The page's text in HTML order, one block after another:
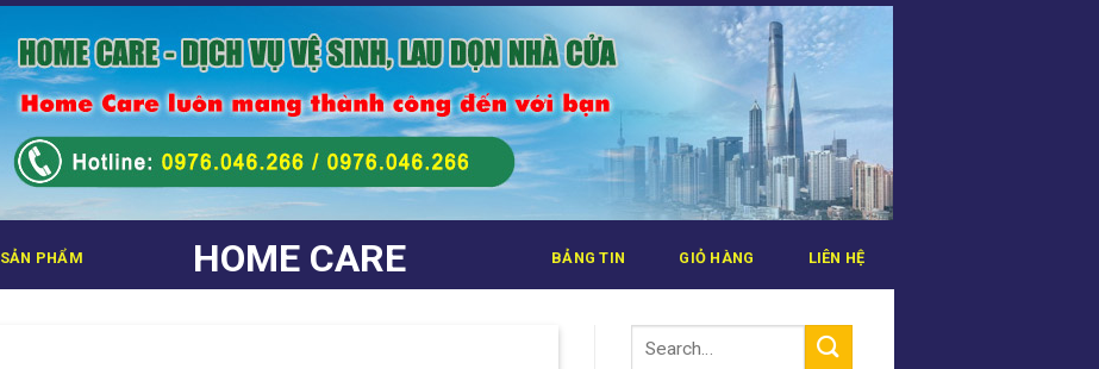
HOME CARE
SẢN PHẨM BẢNG TIN GIỎ HÀNG LIÊN HỆ